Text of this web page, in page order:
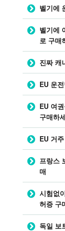
벨기에
벨기에
로 구매
진짜 캐
EU 운
EU 여
구매하
EU 거
프랑스
매
시험없
허증 구
독일 보